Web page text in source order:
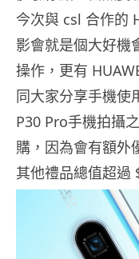
今次與 csl 合作的
影會就是個大好機
操作，更有
同大家分享手機使
P30 Pro手機拍攝
購，因為會有額外
其他禮品總值超過